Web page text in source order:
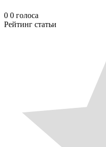
0 0 голоса
Рейтинг статьи